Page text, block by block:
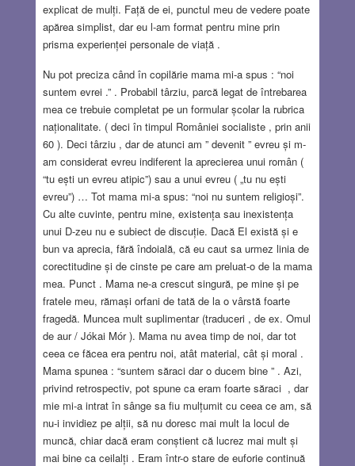
explicat de mulți. Față de ei, punctul meu de vedere poate
apărea simplist, dar eu l-am format pentru mine prin
prisma experienței personale de viață .
Nu pot preciza când în copilărie mama mi-a spus : “noi
suntem evrei .” . Probabil târziu, parcă legat de întrebarea
mea ce trebuie completat pe un formular școlar la rubrica
naționalitate. ( deci în timpul României socialiste , prin anii
60 ). Deci târziu , dar de atunci am ” devenit ” evreu și m-
am considerat evreu indiferent la aprecierea unui român (
“tu ești un evreu atipic”) sau a unui evreu ( „tu nu ești
evreu”) … Tot mama mi-a spus: “noi nu suntem religioși”.
Cu alte cuvinte, pentru mine, existența sau inexistența
unui D-zeu nu e subiect de discuție. Dacă El există și e
bun va aprecia, fără îndoială, că eu caut sa urmez linia de
corectitudine și de cinste pe care am preluat-o de la mama
mea. Punct . Mama ne-a crescut singură, pe mine și pe
fratele meu, rămași orfani de tată de la o vârstă foarte
fragedă. Muncea mult suplimentar (traduceri , de ex. Omul
de aur / Jókai Mór ). Mama nu avea timp de noi, dar tot
ceea ce făcea era pentru noi, atât material, cât și moral .
Mama spunea : “suntem săraci dar o ducem bine ” . Azi,
privind retrospectiv, pot spune ca eram foarte săraci , dar
mie mi-a intrat în sânge sa fiu mulțumit cu ceea ce am, să
nu-i invidiez pe alții, să nu doresc mai mult la locul de
muncă, chiar dacă eram conștient că lucrez mai mult și
mai bine ca ceilalți . Eram într-o stare de euforie continuă